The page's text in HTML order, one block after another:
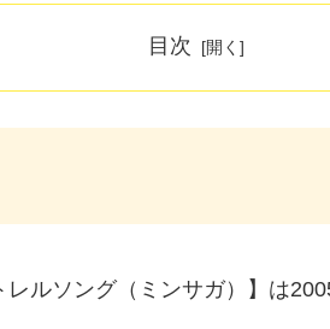
目次
レルソング（ミンサガ）】は